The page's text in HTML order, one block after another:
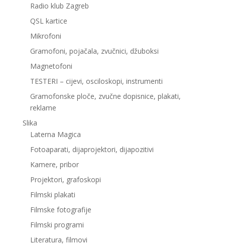
Radio klub Zagreb
QSL kartice
Mikrofoni
Gramofoni, pojačala, zvučnici, džuboksi
Magnetofoni
TESTERI – cijevi, osciloskopi, instrumenti
Gramofonske ploče, zvučne dopisnice, plakati,
reklame
Slika
Laterna Magica
Fotoaparati, dijaprojektori, dijapozitivi
Kamere, pribor
Projektori, grafoskopi
Filmski plakati
Filmske fotografije
Filmski programi
Literatura, filmovi